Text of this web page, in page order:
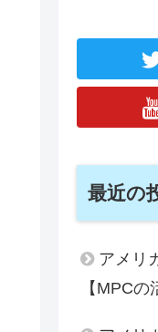
最近の
アメリ
【MPCの